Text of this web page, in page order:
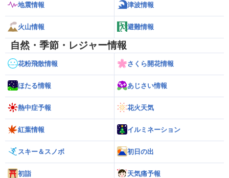
地震情報 津波情報
火山情報 避難情報
自然・季節・レジャー情報
花粉飛散情報 さくら開花情報
ほたる情報 あじさい情報
熱中症予報 花火天気
紅葉情報 イルミネーション
スキー＆スノボ 初日の出
初詣 天気痛予報